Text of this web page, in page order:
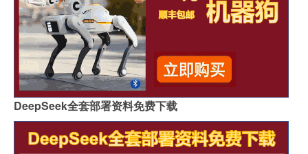
DeepSeek全套部署资料免费下载